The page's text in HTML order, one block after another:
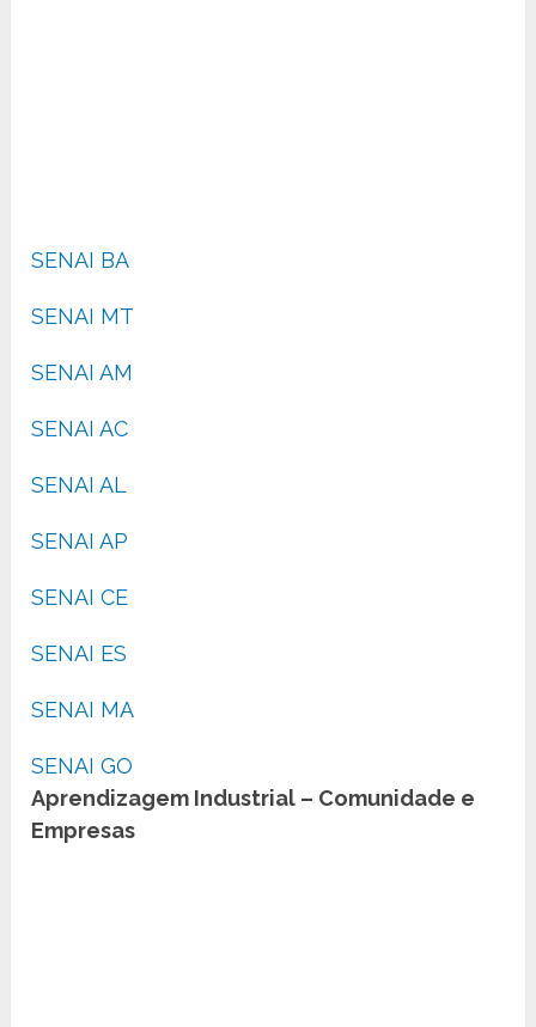
SENAI BA
SENAI MT
SENAI AM
SENAI AC
SENAI AL
SENAI AP
SENAI CE
SENAI ES
SENAI MA
SENAI GO
Aprendizagem Industrial – Comunidade e
Empresas